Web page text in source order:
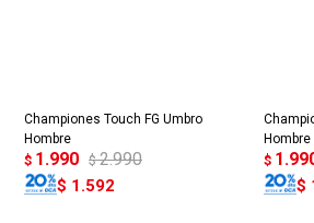
Championes Touch FG Umbro
Hombre
$ 1.990 $ 2.990
$ 1.592
Hombre
$
$